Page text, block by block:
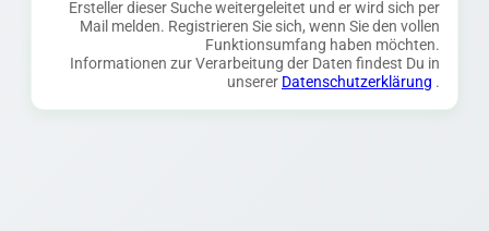
Ersteller dieser Suche weitergeleitet und er wird sich per
Mail melden. Registrieren Sie sich, wenn Sie den vollen
Funktionsumfang haben möchten.
Informationen zur Verarbeitung der Daten findest Du in
unserer Datenschutzerklärung .